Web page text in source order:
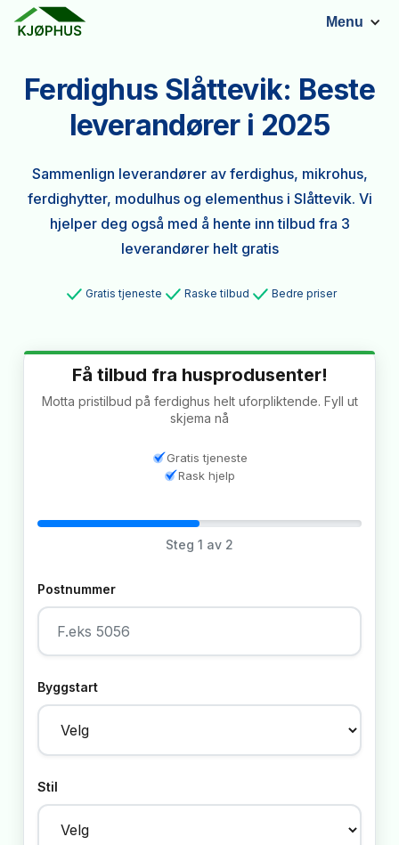
Menu
Ferdighus Slåttevik: Beste
leverandører i 2025
Sammenlign leverandører av ferdighus, mikrohus,
ferdighytter, modulhus og elementhus i Slåttevik. Vi
hjelper deg også med å hente inn tilbud fra 3
leverandører helt gratis
Gratis tjeneste Raske tilbud Bedre priser
Få tilbud fra husprodusenter!
Motta pristilbud på ferdighus helt uforpliktende. Fyll ut
skjema nå
Gratis tjeneste
Rask hjelp
Steg 1 av 2
Postnummer
Byggstart
Stil